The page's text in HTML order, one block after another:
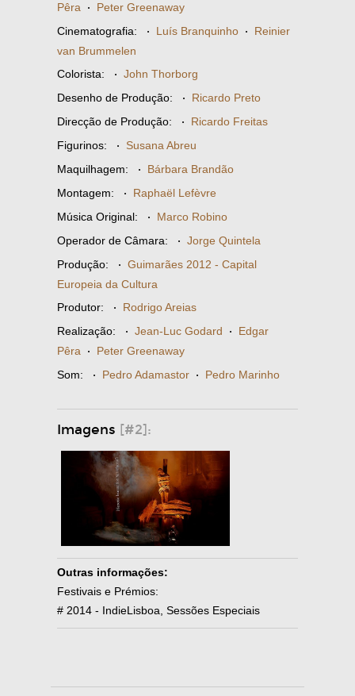
Pêra · Peter Greenaway
Cinematografia: · Luís Branquinho · Reinier
van Brummelen
Colorista: · John Thorborg
Desenho de Produção: · Ricardo Preto
Direcção de Produção: · Ricardo Freitas
Figurinos: · Susana Abreu
Maquilhagem: · Bárbara Brandão
Montagem: · Raphaël Lefèvre
Música Original: · Marco Robino
Operador de Câmara: · Jorge Quintela
Produção: · Guimarães 2012 - Capital
Europeia da Cultura
Produtor: · Rodrigo Areias
Realização: · Jean-Luc Godard · Edgar
Pêra · Peter Greenaway
Som: · Pedro Adamastor · Pedro Marinho
Imagens [#2]:
Outras informações:
Festivais e Prémios:
# 2014 - IndieLisboa, Sessões Especiais